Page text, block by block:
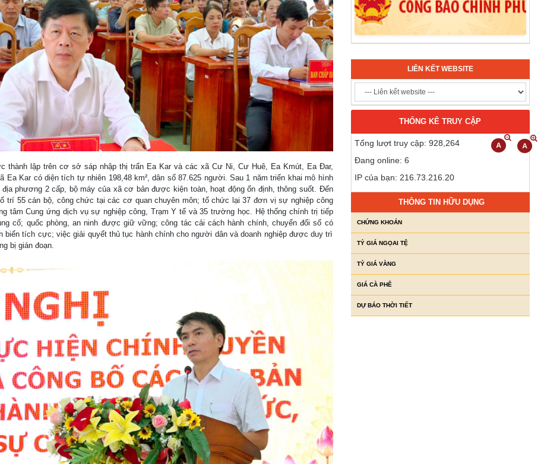
thành lập trên cơ sở sáp nhập thị trấn Ea Kar và các xã Cư Ni, Cư Huê, Ea Kmút, Ea Đar,
Ea Kar có diện tích tự nhiên 198,48 km², dân số 87.625 người. Sau 1 năm triển khai mô hình
địa phương 2 cấp, bộ máy của xã cơ bản được kiện toàn, hoạt động ổn định, thông suốt. Đến
trí 55 cán bộ, công chức tại các cơ quan chuyên môn; tổ chức lại 37 đơn vị sự nghiệp công
tâm Cung ứng dịch vụ sự nghiệp công, Trạm Y tế và 35 trường học. Hệ thống chính trị tiếp
cố; quốc phòng, an ninh được giữ vững; công tác cải cách hành chính, chuyển đổi số có
biến tích cực; việc giải quyết thủ tục hành chính cho người dân và doanh nghiệp được duy trì
bị gián đoạn.
LIÊN KẾT WEBSITE
THỐNG KÊ TRUY CẬP
Tổng lượt truy cập: 928,264
Đang online: 6
IP của bạn: 216.73.216.20
THÔNG TIN HỮU DỤNG
CHỨNG KHOÁN
TỶ GIÁ NGỌAI TỆ
TỶ GIÁ VÀNG
GIÁ CÀ PHÊ
DỰ BÁO THỜI TIẾT